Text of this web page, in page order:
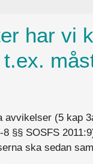
har vi
avvikelser (5 kap
§§ SOSFS
ska sedan